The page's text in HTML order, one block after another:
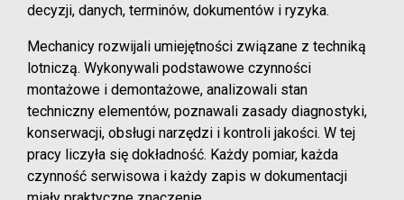
decyzji, danych, terminów, dokumentów i ryzyka.
Mechanicy rozwijali umiejętności związane z techniką
lotniczą. Wykonywali podstawowe czynności
montażowe i demontażowe, analizowali stan
techniczny elementów, poznawali zasady diagnostyki,
konserwacji, obsługi narzędzi i kontroli jakości. W tej
pracy liczyła się dokładność. Każdy pomiar, każda
czynność serwisowa i każdy zapis w dokumentacji